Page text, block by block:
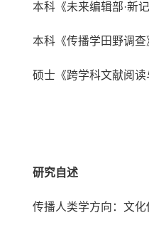
本科《未来编辑部·新
本科《传播学田野调查
硕士《跨学科文献阅读
研究自述
传播人类学方向：文